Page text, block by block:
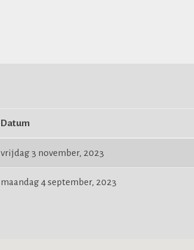
Datum
vrijdag 3 november, 2023
maandag 4 september, 2023